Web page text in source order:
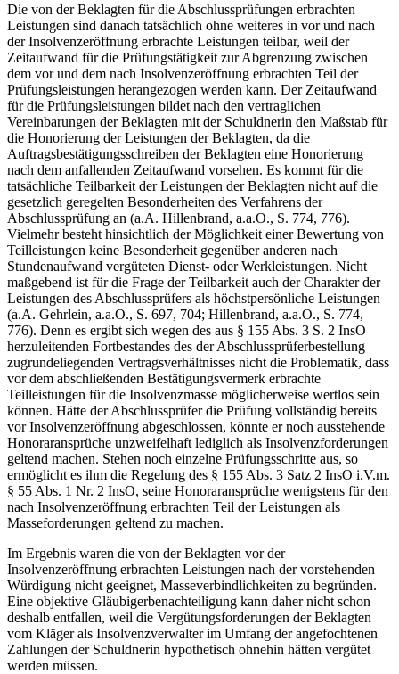
Die von der Beklagten für die Abschlussprüfungen erbrachten
Leistungen sind danach tatsächlich ohne weiteres in vor und nach
der Insolvenzeröffnung erbrachte Leistungen teilbar, weil der
Zeitaufwand für die Prüfungstätigkeit zur Abgrenzung zwischen
dem vor und dem nach Insolvenzeröffnung erbrachten Teil der
Prüfungsleistungen herangezogen werden kann. Der Zeitaufwand
für die Prüfungsleistungen bildet nach den vertraglichen
Vereinbarungen der Beklagten mit der Schuldnerin den Maßstab für
die Honorierung der Leistungen der Beklagten, da die
Auftragsbestätigungsschreiben der Beklagten eine Honorierung
nach dem anfallenden Zeitaufwand vorsehen. Es kommt für die
tatsächliche Teilbarkeit der Leistungen der Beklagten nicht auf die
gesetzlich geregelten Besonderheiten des Verfahrens der
Abschlussprüfung an (a.A. Hillenbrand, a.a.O., S. 774, 776).
Vielmehr besteht hinsichtlich der Möglichkeit einer Bewertung von
Teilleistungen keine Besonderheit gegenüber anderen nach
Stundenaufwand vergüteten Dienst- oder Werkleistungen. Nicht
maßgebend ist für die Frage der Teilbarkeit auch der Charakter der
Leistungen des Abschlussprüfers als höchstpersönliche Leistungen
(a.A. Gehrlein, a.a.O., S. 697, 704; Hillenbrand, a.a.O., S. 774,
776). Denn es ergibt sich wegen des aus § 155 Abs. 3 S. 2 InsO
herzuleitenden Fortbestandes des der Abschlussprüferbestellung
zugrundeliegenden Vertragsverhältnisses nicht die Problematik, dass
vor dem abschließenden Bestätigungsvermerk erbrachte
Teilleistungen für die Insolvenzmasse möglicherweise wertlos sein
können. Hätte der Abschlussprüfer die Prüfung vollständig bereits
vor Insolvenzeröffnung abgeschlossen, könnte er noch ausstehende
Honoraransprüche unzweifelhaft lediglich als Insolvenzforderungen
geltend machen. Stehen noch einzelne Prüfungsschritte aus, so
ermöglicht es ihm die Regelung des § 155 Abs. 3 Satz 2 InsO i.V.m.
§ 55 Abs. 1 Nr. 2 InsO, seine Honoraransprüche wenigstens für den
nach Insolvenzeröffnung erbrachten Teil der Leistungen als
Masseforderungen geltend zu machen.
Im Ergebnis waren die von der Beklagten vor der
Insolvenzeröffnung erbrachten Leistungen nach der vorstehenden
Würdigung nicht geeignet, Masseverbindlichkeiten zu begründen.
Eine objektive Gläubigerbenachteiligung kann daher nicht schon
deshalb entfallen, weil die Vergütungsforderungen der Beklagten
vom Kläger als Insolvenzverwalter im Umfang der angefochtenen
Zahlungen der Schuldnerin hypothetisch ohnehin hätten vergütet
werden müssen.